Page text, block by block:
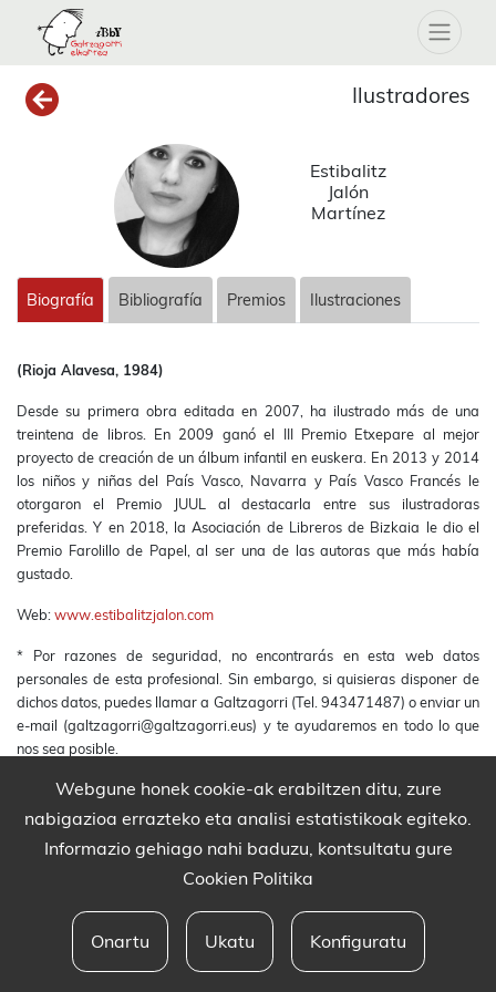
Ilustradores
Estibalitz
Jalón
Martínez
Biografía Bibliografía Premios Ilustraciones
(Rioja Alavesa, 1984)
Desde su primera obra editada en 2007, ha ilustrado más de una
treintena de libros. En 2009 ganó el III Premio Etxepare al mejor
proyecto de creación de un álbum infantil en euskera. En 2013 y 2014
los niños y niñas del País Vasco, Navarra y País Vasco Francés le
otorgaron el Premio JUUL al destacarla entre sus ilustradoras
preferidas. Y en 2018, la Asociación de Libreros de Bizkaia le dio el
Premio Farolillo de Papel, al ser una de las autoras que más había
gustado.
Web:www.estibalitzjalon.com
* Por razones de seguridad, no encontrarás en esta web datos
personales de esta profesional. Sin embargo, si quisieras disponer de
dichos datos, puedes llamar a Galtzagorri (Tel. 943471487) o enviar un
e-mail (galtzagorri@galtzagorri.eus) y te ayudaremos en todo lo que
nos sea posible.
Webgune honek cookie-ak erabiltzen ditu, zure
nabigazioa errazteko eta analisi estatistikoak egiteko.
Informazio gehiago nahi baduzu, kontsultatu gure
Cookien Politika
Onartu Ukatu Konfiguratu